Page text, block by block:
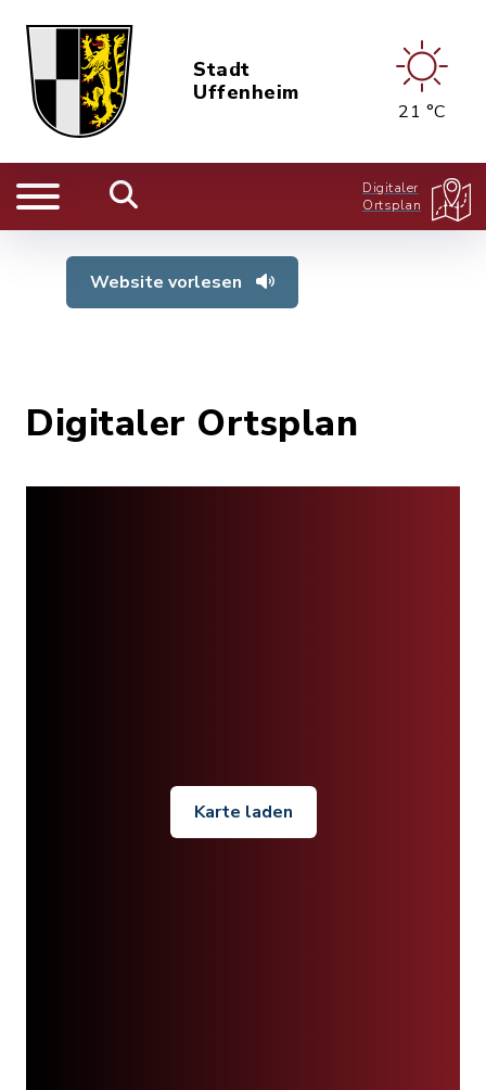
Stadt
Uffenheim
21 °C
Digitaler
Ortsplan
Website vorlesen
Digitaler Ortsplan
Karte laden